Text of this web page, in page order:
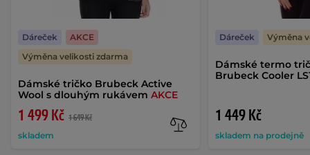
Dámské tričko Brubeck Active
Wool s dlouhým rukávem AKCE
1 499 Kč 1 649 Kč
skladem
Dáreček
AKCE
Výměna velikosti zdarma
Dámské termo
Brubeck Cooler
1 449 Kč
skladem na prodejně
Dáreček Výměna